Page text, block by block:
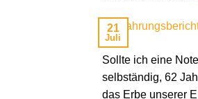
21
Juli
Sollte ich eine
selbständig, 62
das Erbe unserer